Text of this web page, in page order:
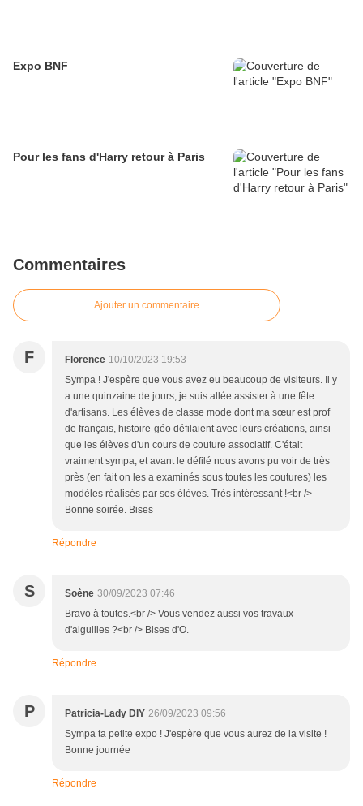
Expo BNF
Pour les fans d'Harry retour à Paris
Commentaires
Ajouter un commentaire
F Florence 10/10/2023 19:53
Sympa ! J'espère que vous avez eu beaucoup de visiteurs. Il y
a une quinzaine de jours, je suis allée assister à une fête
d'artisans. Les élèves de classe mode dont ma sœur est prof
de français, histoire-géo défilaient avec leurs créations, ainsi
que les élèves d'un cours de couture associatif. C'était
vraiment sympa, et avant le défilé nous avons pu voir de très
près (en fait on les a examinés sous toutes les coutures) les
modèles réalisés par ses élèves. Très intéressant !<br />
Bonne soirée. Bises
Répondre
S Soène 30/09/2023 07:46
Bravo à toutes.<br /> Vous vendez aussi vos travaux
d'aiguilles ?<br /> Bises d'O.
Répondre
P Patricia-Lady DIY 26/09/2023 09:56
Sympa ta petite expo ! J'espère que vous aurez de la visite !
Bonne journée
Répondre